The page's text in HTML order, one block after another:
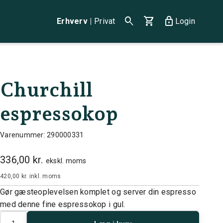
Erhverv | Privat search shopping_cart lock Login
Churchill
espressokop
Varenummer: 290000331
336,00 kr. ekskl. moms
420,00 kr. inkl. moms
Gør gæsteoplevelsen komplet og server din espresso
med denne fine espressokop i gul.
Antal